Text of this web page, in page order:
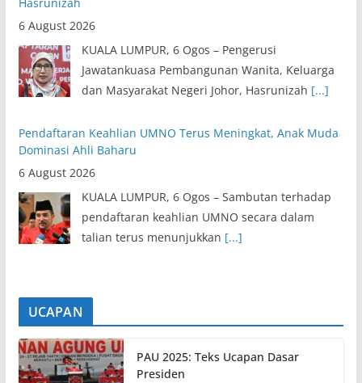
6 August 2026
KUALA LUMPUR, 6 Ogos – Pengerusi
Jawatankuasa Pembangunan Wanita, Keluarga
dan Masyarakat Negeri Johor, Hasrunizah [...]
Pendaftaran Keahlian UMNO Terus Meningkat, Anak Muda
Dominasi Ahli Baharu
6 August 2026
KUALA LUMPUR, 6 Ogos – Sambutan terhadap
pendaftaran keahlian UMNO secara dalam
talian terus menunjukkan [...]
UCAPAN
PAU 2025: Teks Ucapan Dasar
Presiden